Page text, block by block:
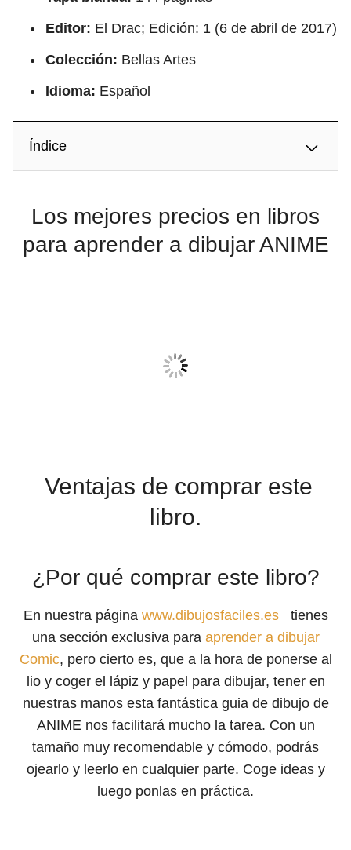
Editor: El Drac; Edición: 1 (6 de abril de 2017)
Colección: Bellas Artes
Idioma: Español
Índice
Los mejores precios en libros
para aprender a dibujar ANIME
Ventajas de comprar este
libro.
¿Por qué comprar este libro?
En nuestra página www.dibujosfaciles.es
tienes
una sección exclusiva para aprender a dibujar
Comic, pero cierto es, que a la hora de ponerse al
lio y coger el lápiz y papel para dibujar, tener en
nuestras manos esta fantástica guia de dibujo de
ANIME nos facilitará mucho la tarea. Con un
tamaño muy recomendable y cómodo, podrás
ojearlo y leerlo en cualquier parte. Coge ideas y
luego ponlas en práctica.